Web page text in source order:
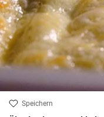
Speichern